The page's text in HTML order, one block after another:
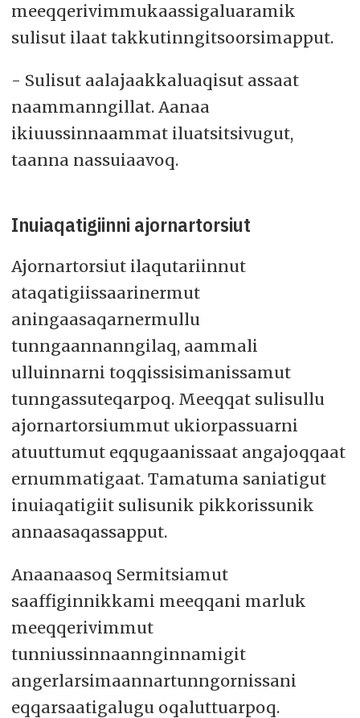
meeqqerivimmukaassigaluaramik
sulisut ilaat takkutinngitsoorsimapput.
- Sulisut aalajaakkaluaqisut assaat
naammanngillat. Aanaa
ikiuussinnaammat iluatsitsivugut,
taanna nassuiaavoq.
Inuiaqatigiinni ajornartorsiut
Ajornartorsiut ilaqutariinnut
ataqatigiissaarinermut
aningaasaqarnermullu
tunngaannanngilaq, aammali
ulluinnarni toqqissisimanissamut
tunngassuteqarpoq. Meeqqat sulisullu
ajornartorsiummut ukiorpassuarni
atuuttumut eqqugaanissaat angajoqqaat
ernummatigaat. Tamatuma saniatigut
inuiaqatigiit sulisunik pikkorissunik
annaasaqassapput.
Anaanaasoq Sermitsiamut
saaffiginnikkami meeqqani marluk
meeqqerivimmut
tunniussinnaannginnamigit
angerlarsimaannartunngornissani
eqqarsaatigalugu oqaluttuarpoq.